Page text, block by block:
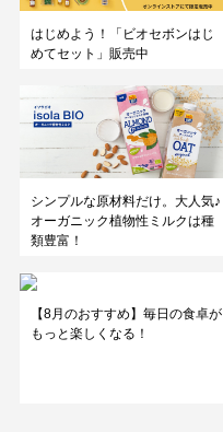
はじめよう！「ビオセボンはじ
めてセット」販売中
シンプルな原材料だけ。大人気♪
オーガニック植物性ミルクは種
類豊富！
【8月のおすすめ】毎日の食卓が
もっと楽しくなる！